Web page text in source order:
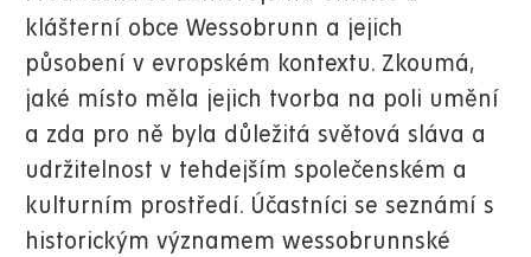
klášterní obce Wessobrunn a jejich
působení v evropském kontextu. Zkoumá,
jaké místo měla jejich tvorba na poli umění
a zda pro ně byla důležitá světová sláva a
udržitelnost v tehdejším společenském a
kulturním prostředí. Účastníci se seznámí s
historickým významem wessobrunnské